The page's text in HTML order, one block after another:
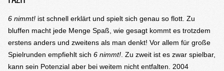
6 nimmt! ist schnell erklärt und spielt sich genau so flott. Zu
bluffen macht jede Menge Spaß, wie gesagt kommt es trotzdem
erstens anders und zweitens als man denkt! Vor allem für große
Spielrunden empfiehlt sich 6 nimmt! . Zu zweit ist es zwar spielbar,
kann sein Potenzial aber bei weitem nicht entfalten. 2004